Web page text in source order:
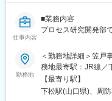
■企業情報
私たちホシザキグル
これを満たすため、
し、より快適でより
かつ高品質なサービ
★お客様のお困りご
「ありがとう」と感
ンテナンス職の魅力
■製品例
・全自動製氷機/業務
ー等
仕事内容
■業務内容
プロセス研究開発部
野は、プラズマを制
発、装置を使いこな
技術開発、量産装置
上技術の開発に分か
り、エッチング装置
勤務地
＜勤務地詳細＞笠戸
務地最寄駅：JR線／
変更の範囲：会社の
【最寄り駅】
下松駅(山口県)、周